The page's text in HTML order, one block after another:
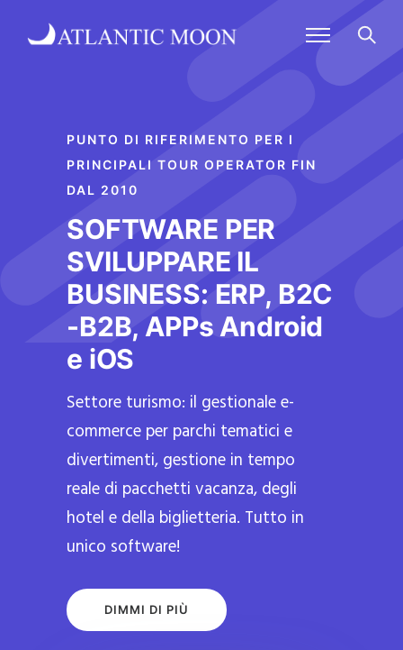
PUNTO DI RIFERIMENTO PER I
PRINCIPALI TOUR OPERATOR FIN
DAL 2010
SOFTWARE PER
SVILUPPARE IL
BUSINESS: ERP, B2C
-B2B, APPs Android
e iOS
Settore turismo: il gestionale e-
commerce per parchi tematici e
divertimenti, gestione in tempo
reale di pacchetti vacanza, degli
hotel e della biglietteria. Tutto in
unico software!
DIMMI DI PIÙ